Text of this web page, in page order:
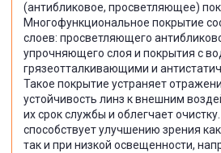
(антибликовое, просветляющее)
Многофункциональное покрытие
слоев: просветляющего
упрочняющего слоя и покрытия с
грязеотталкивающими и
Такое покрытие устраняет
устойчивость линз к внешним
их срок службы и облегчает
способствует улучшению зрения
так и при низкой освещенности,